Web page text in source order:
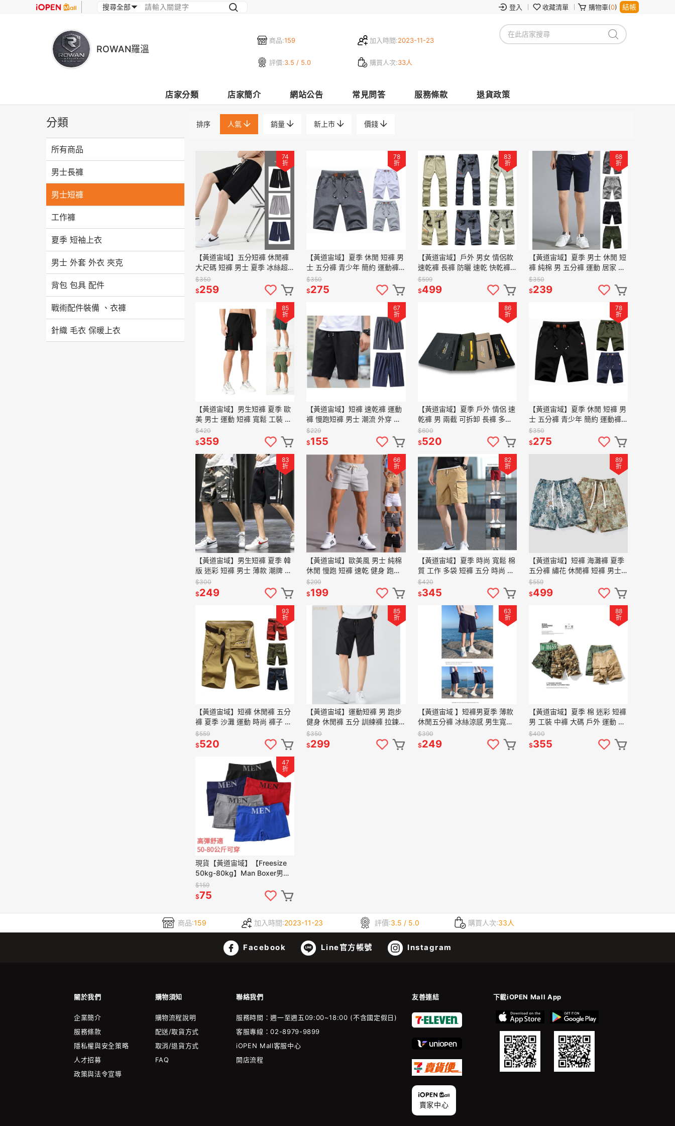
登入 收藏清單 購物車(0) 結帳
商品:159 加入時間:2023-11-23
評價:3.5 / 5.0 購買人次:33人
ROWAN羅溫
店家分類 店家簡介 網站公告 常見問答 服務條款 退貨政策
分類
所有商品
男士長褲
男士短褲
工作褲
夏季 短袖上衣
男士 外套 外衣 夾克
背包 包具 配件
戰術配件裝備 、衣褲
針織 毛衣 保暖上衣
排序 人氣 銷量 新上市 價錢
74
折
【黃道宙域】五分短褲 休閒褲
大尺碼 短褲 男士 夏季 冰絲超
薄 速乾 透氣 拉鍊口袋 短褲子
男
$350
$259
78
折
【黃道宙域】夏季 休閒 短褲 男
士 五分褲 青少年 簡約 運動褲
大碼 男褲 沙灘褲 棉褲 男裝
$350
$275
83
折
【黃道宙域】戶外 男女 情侶款
速乾褲 長褲 防曬 速乾 快乾褲
運動 可拆卸 彈力 褲子 男款 男
裝 短褲 夏季
$599
$499
68
折
【黃道宙域】夏季 男士 休閒 短
褲 純棉 男 五分褲 運動 居家 簡
約 沙灘褲 鬆緊褲 男裝休閒五分
庫 中褲
$350
$239
85
折
【黃道宙域】男生短褲 夏季 歐
美 男士 運動 短褲 寬鬆 工裝 健
身 速乾褲 休閒 透氣 大碼 戶外
五分褲
$420
$359
67
折
【黃道宙域】短褲 速乾褲 運動
褲 慢跑短褲 男士 潮流 外穿 速
乾 薄款 褲子 休閒 運動 跑步 男
生 五分褲 男裝
$229
$155
86
折
【黃道宙域】夏季 戶外 情侶 速
乾褲 男 兩截 可拆卸 長褲 多袋
快乾 彈力褲 女款 女裝 短褲 運
動 戶外
$600
$520
78
折
【黃道宙域】夏季 休閒 短褲 男
士 五分褲 青少年 簡約 運動褲
大碼 男褲 沙灘褲 棉褲 男裝
$350
$275
83
折
【黃道宙域】男生短褲 夏季 韓
版 迷彩 短褲 男士 薄款 潮牌 寬
鬆 五分褲 沙灘褲 運動 簡約 休
閒 男裝
$300
$249
66
折
【黃道宙域】歐美風 男士 純棉
休閒 慢跑 短褲 速乾 健身 跑步
時尚 男 校園 籃球褲 透氣 速乾
運動褲 健身
$299
$199
82
折
【黃道宙域】夏季 時尚 寬鬆 棉
質 工作 多袋 短褲 五分 時尚 潮
流 韓版 工裝短褲 日系 工裝 男
裝
$420
$345
89
折
【黃道宙域】短褲 海灘褲 夏季
五分褲 繡花 休閒褲 短褲 男士
個性 時尚 寬鬆 休閒 簡約 麻棉
男裝 舒適
$559
$499
93
折
【黃道宙域】短褲 休閒褲 五分
褲 夏季 沙灘 運動 時尚 褲子 大
尺碼 休閒 純棉 短褲 男裝 戶外
舒適
$559
$520
85
折
【黃道宙域】運動短褲 男 跑步
健身 休閒褲 五分 訓練褲 拉鍊
短褲 休閒短褲 男士 男裝 速乾
機能 舒適
$350
$299
63
折
【黃道宙域 】短褲男夏季 薄款
休閒五分褲 冰絲涼感 男生寬鬆
流行褲 運動海灘褲
$390
$249
88
折
【黃道宙域】夏季 棉 迷彩 短褲
男 工裝 中褲 大碼 戶外 運動 休
閒褲 軍裝 多口袋 五分褲 男裝
$400
$355
47
折
現貨【黃道宙域】【Freesize
50kg-80kg】Man Boxer男士
內褲無縫透氣舒適中腰平口短褲
$159
$75
商品:159 加入時間:2023-11-23 評價:3.5 / 5.0 購買人次:33人
Facebook Line官方帳號 Instagram
關於我們 購物須知 聯絡我們 友善連結 下載iOPEN Mall App
企業簡介
服務條款
隱私權與安全策略
人才招募
政策與法令宣導
購物流程說明
配送/取貨方式
取消/退貨方式
FAQ
服務時間：週一至週五09:00~18:00 (不含國定假日)
客服專線：02-8979-9899
iOPEN Mall客服中心
開店流程
賣家中心